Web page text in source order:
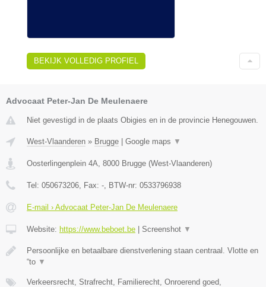
BEKIJK VOLLEDIG PROFIEL
Advocaat Peter-Jan De Meulenaere
Niet gevestigd in de plaats Obigies en in de provincie Henegouwen.
West-Vlaanderen » Brugge Google maps ▼
Oosterlingenplein 4A, 8000 Brugge (West-Vlaanderen)
Tel: 050673206, Fax: -, BTW-nr: 0533796938
E-mail › Advocaat Peter-Jan De Meulenaere
Website: https://www.beboet.be Screenshot ▼
Persoonlijke en betaalbare dienstverlening staan centraal. Vlotte en
“to ▼
Verkeersrecht, Strafrecht, Familierecht, Onroerend goed,